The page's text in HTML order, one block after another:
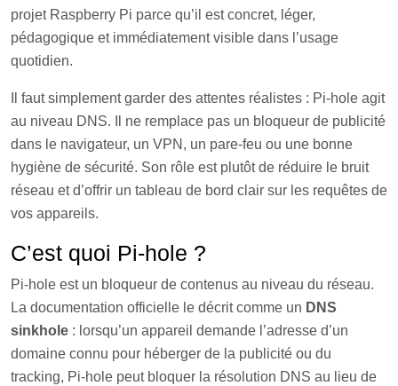
projet Raspberry Pi parce qu’il est concret, léger,
pédagogique et immédiatement visible dans l’usage
quotidien.
Il faut simplement garder des attentes réalistes : Pi-hole agit
au niveau DNS. Il ne remplace pas un bloqueur de publicité
dans le navigateur, un VPN, un pare-feu ou une bonne
hygiène de sécurité. Son rôle est plutôt de réduire le bruit
réseau et d’offrir un tableau de bord clair sur les requêtes de
vos appareils.
C’est quoi Pi-hole ?
Pi-hole est un bloqueur de contenus au niveau du réseau.
La documentation officielle le décrit comme un DNS
sinkhole : lorsqu’un appareil demande l’adresse d’un
domaine connu pour héberger de la publicité ou du
tracking, Pi-hole peut bloquer la résolution DNS au lieu de